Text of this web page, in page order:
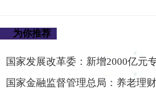
为你推荐
国家发展改革委：新增2000亿元
国家金融监督管理总局：养老理